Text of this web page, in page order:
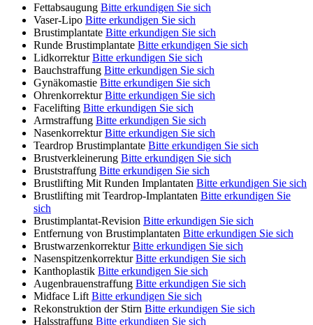
Fettabsaugung Bitte erkundigen Sie sich
Vaser-Lipo Bitte erkundigen Sie sich
Brustimplantate Bitte erkundigen Sie sich
Runde Brustimplantate Bitte erkundigen Sie sich
Lidkorrektur Bitte erkundigen Sie sich
Bauchstraffung Bitte erkundigen Sie sich
Gynäkomastie Bitte erkundigen Sie sich
Ohrenkorrektur Bitte erkundigen Sie sich
Facelifting Bitte erkundigen Sie sich
Armstraffung Bitte erkundigen Sie sich
Nasenkorrektur Bitte erkundigen Sie sich
Teardrop Brustimplantate Bitte erkundigen Sie sich
Brustverkleinerung Bitte erkundigen Sie sich
Bruststraffung Bitte erkundigen Sie sich
Brustlifting Mit Runden Implantaten Bitte erkundigen Sie sich
Brustlifting mit Teardrop-Implantaten Bitte erkundigen Sie
sich
Brustimplantat-Revision Bitte erkundigen Sie sich
Entfernung von Brustimplantaten Bitte erkundigen Sie sich
Brustwarzenkorrektur Bitte erkundigen Sie sich
Nasenspitzenkorrektur Bitte erkundigen Sie sich
Kanthoplastik Bitte erkundigen Sie sich
Augenbrauenstraffung Bitte erkundigen Sie sich
Midface Lift Bitte erkundigen Sie sich
Rekonstruktion der Stirn Bitte erkundigen Sie sich
Halsstraffung Bitte erkundigen Sie sich